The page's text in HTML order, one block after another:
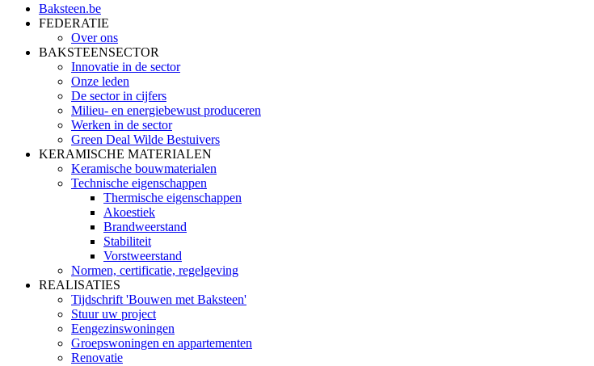
Baksteen.be
FEDERATIE
Over ons
BAKSTEENSECTOR
Innovatie in de sector
Onze leden
De sector in cijfers
Milieu- en energiebewust produceren
Werken in de sector
Green Deal Wilde Bestuivers
KERAMISCHE MATERIALEN
Keramische bouwmaterialen
Technische eigenschappen
Thermische eigenschappen
Akoestiek
Brandweerstand
Stabiliteit
Vorstweerstand
Normen, certificatie, regelgeving
REALISATIES
Tijdschrift 'Bouwen met Baksteen'
Stuur uw project
Eengezinswoningen
Groepswoningen en appartementen
Renovatie